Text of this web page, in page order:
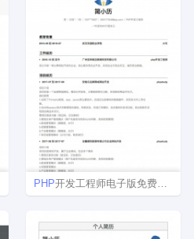
PHP开发工程师电子版免费简历模板